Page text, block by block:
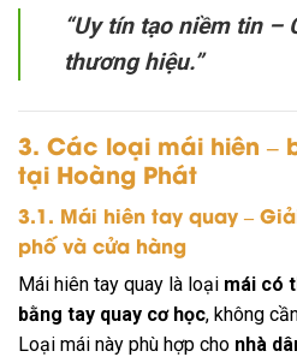
“Uy tín tạo niềm tin –
thương hiệu.”
3. Các loại mái hiên –
tại Hoàng Phát
3.1. Mái hiên tay quay –
phố và cửa hàng
Mái hiên tay quay là loại mái có
bằng tay quay cơ học, không
Loại mái này phù hợp cho nhà